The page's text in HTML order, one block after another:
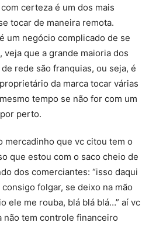
certeza é um dos mais
tocar de maneira remota.
um negócio complicado de se
veja que a grande maioria dos
rede são franquias, ou seja, é
da marca tocar várias
tempo se não for com um
perto.
mercadinho que vc citou tem o
que estou com o saco cheio de
dos comerciantes: “isso daqui
folgar, se deixo na mão
ele me rouba, blá blá blá…” aí vc
não tem controle financeiro